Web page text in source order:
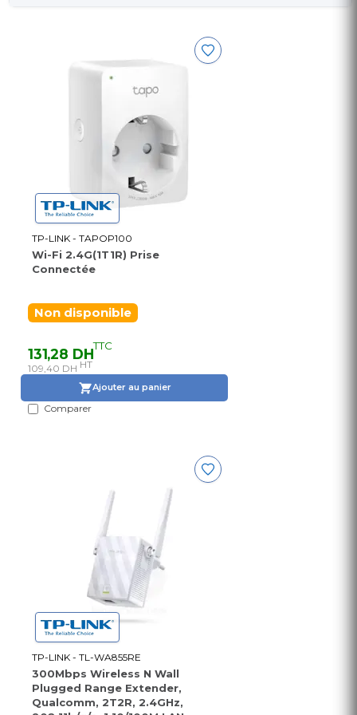
TP-LINK - TAPOP100
Wi-Fi 2.4G(1T1R) Prise
Connectée
Non disponible
131,28 DHTTC
109,40 DH HT
Ajouter au panier
Comparer
TP-LINK - TL-WA855RE
300Mbps Wireless N Wall
Plugged Range Extender,
Qualcomm, 2T2R, 2.4GHz,